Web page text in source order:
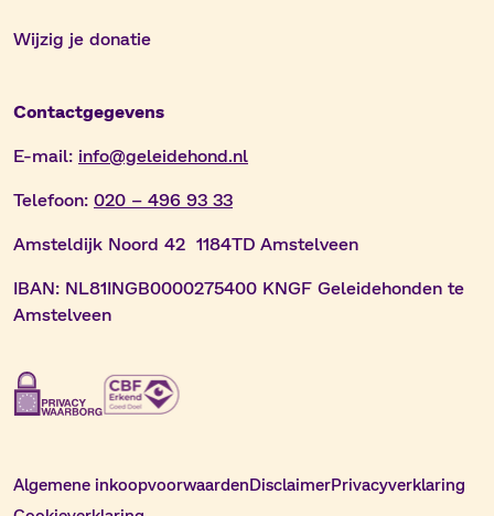
Wijzig je donatie
Contactgegevens
E-mail: info@geleidehond.nl
Telefoon: 020 – 496 93 33
Amsteldijk Noord 42 1184TD Amstelveen
IBAN: NL81INGB0000275400 KNGF Geleidehonden te
Amstelveen
Algemene inkoopvoorwaardenDisclaimerPrivacyverklaring